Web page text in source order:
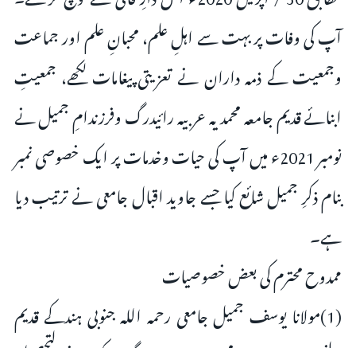
آپ کی وفات پر بہت سے اہلِ علم، محبانِ علم اور جماعت
وجمعیت کے ذمہ داران نے تعزیتی پیغامات لکھے، جمعیتِ
ابنائے قدیم جامعہ محمدیہ عربیہ رائیدرگ وفرزندامِ جمیل نے
نومبر 2021ء میں آپ کی حیات وخدمات پر ایک خصوصی نمبر
بنام ذکرِ جمیل شائع کیا جسے جاوید اقبال جامعی نے ترتیب دیا
ہے۔
ممدوح محترم کی بعض خصوصیات
(1)مولانا یوسف جمیل جامعی رحمہ اللہ جنوبی ہندکے قدیم